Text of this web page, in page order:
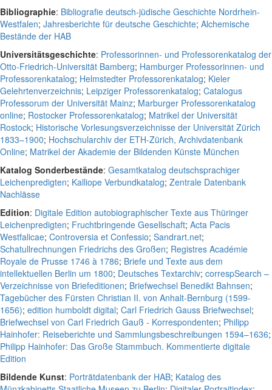
Bibliographie: Bibliografie deutsch-jüdische Geschichte Nordrhein-
Westfalen; Jahresberichte für deutsche Geschichte; Alchemische
Bestände der HAB
Universitätsgeschichte: Professorinnen- und Professorenkatalog der
Otto-Friedrich-Universität Bamberg; Hamburger Professorinnen- und
Professorenkatalog; Helmstedter Professorenkatalog; Kieler
Gelehrtenverzeichnis; Leipziger Professorenkatalog; Catalogus
Professorum der Universität Mainz; Marburger Professorenkatalog
online; Rostocker Professorenkatalog; Matrikel der Universität
Rostock; Historische Vorlesungsverzeichnisse der Universität Zürich
1833–1900; Hochschularchiv der ETH-Zürich, Archivdatenbank
Online; Matrikel der Akademie der Bildenden Künste München
Katalog Sonderbestände: Gesamtkatalog deutschsprachiger
Leichenpredigten; Kalliope Verbundkatalog; Zentrale Datenbank
Nachlässe
Edition: Digitale Edition autobiographischer Texte aus Thüringer
Leichenpredigten; Fruchtbringende Gesellschaft; Acta Pacis
Westfalicae; Controversia et Confessio; Sandrart.net;
Schatullrechnungen Friedrichs des Großen; Registres Académie
Royale de Prusse 1746 à 1786; Briefe und Texte aus dem
intellektuellen Berlin um 1800; Deutsches Textarchiv; correspSearch –
Verzeichnisse von Briefeditionen; Briefwechsel Benedikt Bahnsen;
Tagebücher des Fürsten Christian II. von Anhalt-Bernburg (1599-
1656); edition humboldt digital; Carl Friedrich Gauss Briefwechsel;
Briefwechsel von Carl Friedrich Gauß - Korrespondenten; Philipp
Hainhofer: Reiseberichte und Sammlungsbeschreibungen 1594–1636;
Philipp Hainhofer: Das Große Stammbuch. Kommentierte digitale
Edition
Bildende Kunst: Porträtdatenbank der HAB; Katalog des